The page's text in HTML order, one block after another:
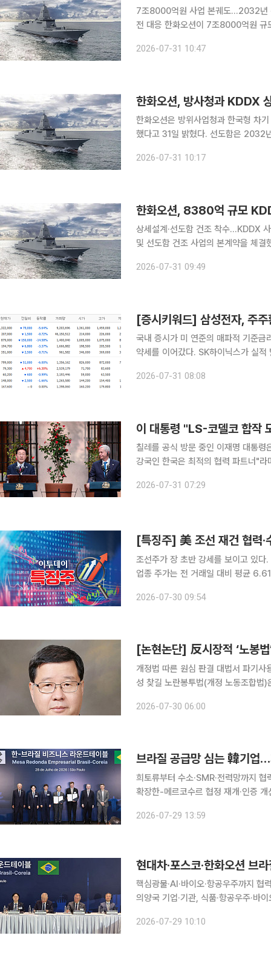
7조8000억원 사업 본궤도…2032년
전 대응 한화오션이 7조8000억원 규모의 한국형 차기 구축함(KDDX) 상세설계와 선도함 건조에
2026-07-31 10:47
한화오션, 방사청과 KDDX
한화오션은 방위사업청과 한국형 차
했다고 31일 밝혔다. 선도함은 2032년 전력화가 목표다.
다. 정부는 2036년까지 6척의
2026-07-31 10:17
한화오션, 8380억 규모
상세설계·선도함 건조 착수…KDDX 사업 본격화 한화오션이 한국형 차기 구
및 선도함 건조 사업의 본계약을 체결했다. 한화오션은 방위사업청과 8380억원 규
2026-07-31 09:49
[증시키워드] 삼성전자, 주
국내 증시가 미 연준의 매파적 기준
약세를 이어갔다. SK하이닉스가 실
행보를 보였다. 31일 금융투
2026-07-31 08:08
이 대통령 "LS-코델코 합작
칠레를 공식 방문 중인 이재명 대통
강국인 한국은 최적의 협력 파트너"
블에서 "한국과 칠레가 글로벌 경제
2026-07-31 07:29
[특징주] 美 조선 재건 협력
조선주가 장 초반 강세를 보이고 있다. 30일 한국거래소에 따르면 이날 오전 9시 40분 기준 조선
업종 주가는 전 거래일 대비 평균
전 거래일 대비 10.55% 오른 20만
2026-07-30 09:54
[논현논단] 反시장적 ‘노봉
개정법 따른 원심 판결 대법서 파기
성 찾길 노란봉투법(개정 노동조합법)은 하청노조 보호와 노동시장 이중구조개선을 명분으로 내세
하고 양극화를 심화시킨다는 비판을
2026-07-30 06:00
브라질 공급망 심는 韓기업
희토류부터 수소·SMR·전력망까지
확장한-메르코수르 협정 재개·인증 개선 등 제도 지원도 요
섰다. 단순한 원료 구매나 제품 수출
2026-07-29 13:59
현대차·포스코·한화오션 브
핵심광물·AI·바이오·항공우주까지
의양국 기업·기관, 식품·항공우주·바이오헬스 MOU 6건 체
투자진흥기관 아펙스브라질과 함께
2026-07-29 10:10